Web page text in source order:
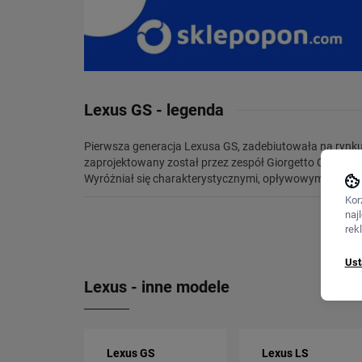
Lexus GS - legenda
Pierwsza generacja Lexusa GS, zadebiutowała na
zaprojektowany został przez zespół Giorgetto Giugiaro
Wyróżniał się charakterystycznymi, opływowymi
wyjątkowego, dynamicznego wyglądu. Wersje
Lexus - inne modele
Lexus GS Lexus LS